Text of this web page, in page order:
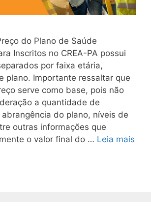
do Plano de Saúde
Inscritos no CREA-PA possui
por faixa etária,
plano. Importante ressaltar que
serve como base, pois não
a quantidade de
do plano, níveis de
outras informações que
o valor final do … Leia mais